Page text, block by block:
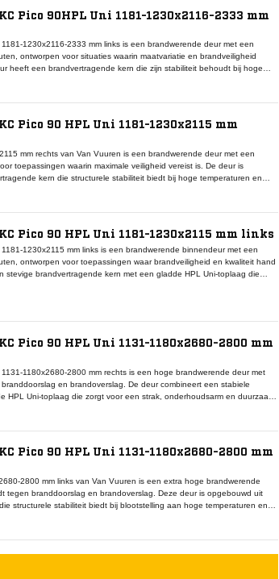
in utiliteits- en zorgprojecten.
Pico 90HPL Uni 1181-1230x2116-2333 mm
1230x2116-2333 mm links is een brandwerende deur met een
ontworpen voor situaties waarin maatvariatie en brandveiligheid
heeft een brandvertragende kern die zijn stabiliteit behoudt bij hoge
90-systeem vormt deze deur een volledig gecertificeerd onderdeel dat
brandwerendheid biedt deze deur optimale veiligheid in utiliteitsbouw en
Pico 90 HPL Uni 1181-1230x2115 mm
mm rechts van Van Vuuren is een brandwerende deur met een
toepassingen waarin maximale veiligheid vereist is. De deur is
kern die structurele stabiliteit biedt bij hoge temperaturen en
90-systeem vormt deze deur een gecertificeerd onderdeel dat volledig
afwerking is dit model een veilige keuze voor utiliteitsbouw en
Pico 90 HPL Uni 1181-1230x2115 mm links
1230x2115 mm links is een brandwerende binnendeur met een
ontworpen voor toepassingen waar brandveiligheid en kwaliteit hand
stevige brandvertragende kern met een gladde HPL Uni-toplaag die
en valdorpels. Dankzij de combinatie van brandwerendheid,
Pico 90 HPL Uni 1131-1180x2680-2800 mm
1180x2680-2800 mm rechts is een hoge brandwerende deur met
en brandoverslag. De deur combineert een stabiele
HPL Uni-toplaag die zorgt voor een strak, onderhoudsarm en duurzaam
is met Van Vuuren brandwerende kozijnen, rookwerende
Pico 90 HPL Uni 1131-1180x2680-2800 mm
2800 mm links van Van Vuuren is een extra hoge brandwerende
tegen branddoorslag en brandoverslag. Deze deur is opgebouwd uit
structurele stabiliteit biedt bij blootstelling aan hoge temperaturen en
Binnen het DKC Pico 90-systeem vormt deze deur een gecertificeerd
kozijnen, rookwerende afdichtingen en valdorpels. Dankzij de
en afwerkingskwaliteit biedt dit model betrouwbare brandveiligheid en